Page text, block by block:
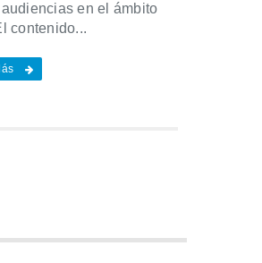
en el ámbito
contenido...